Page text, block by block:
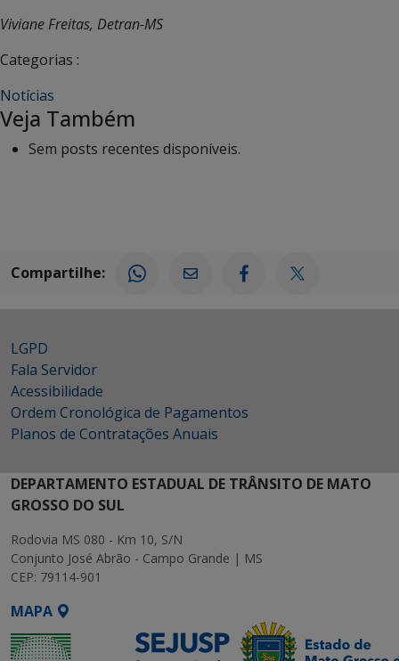
Viviane Freitas, Detran-MS
Categorias :
Notícias
Veja Também
Sem posts recentes disponíveis.
Compartilhe:
LGPD
Fala Servidor
Acessibilidade
Ordem Cronológica de Pagamentos
Planos de Contratações Anuais
DEPARTAMENTO ESTADUAL DE TRÂNSITO DE MATO
GROSSO DO SUL
Rodovia MS 080 - Km 10, S/N
Conjunto José Abrão - Campo Grande | MS
CEP: 79114-901
MAPA